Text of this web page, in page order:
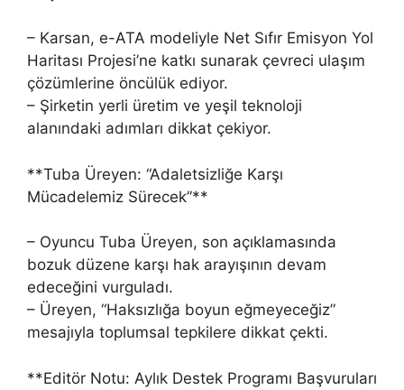
– Karsan, e-ATA modeliyle Net Sıfır Emisyon Yol
Haritası Projesi’ne katkı sunarak çevreci ulaşım
çözümlerine öncülük ediyor.
– Şirketin yerli üretim ve yeşil teknoloji
alanındaki adımları dikkat çekiyor.
**Tuba Üreyen: “Adaletsizliğe Karşı
Mücadelemiz Sürecek”**
– Oyuncu Tuba Üreyen, son açıklamasında
bozuk düzene karşı hak arayışının devam
edeceğini vurguladı.
– Üreyen, “Haksızlığa boyun eğmeyeceğiz”
mesajıyla toplumsal tepkilere dikkat çekti.
**Editör Notu: Aylık Destek Programı Başvuruları